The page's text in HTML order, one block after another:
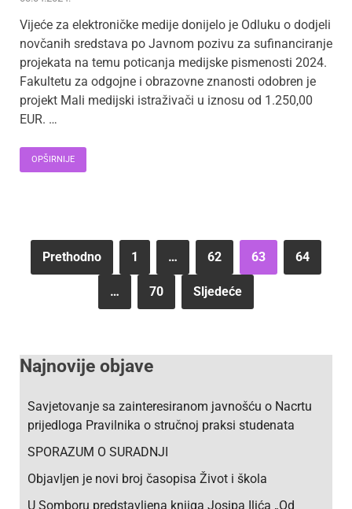
Vijeće za elektroničke medije donijelo je Odluku o dodjeli
novčanih sredstava po Javnom pozivu za sufinanciranje
projekata na temu poticanja medijske pismenosti 2024.
Fakultetu za odgojne i obrazovne znanosti odobren je
projekt Mali medijski istraživači u iznosu od 1.250,00
EUR. …
OPŠIRNIJE
Prethodno 1 … 62 63 64
… 70 Sljedeće
Najnovije objave
Savjetovanje sa zainteresiranom javnošću o Nacrtu
prijedloga Pravilnika o stručnoj praksi studenata
SPORAZUM O SURADNJI
Objavljen je novi broj časopisa Život i škola
U Somboru predstavljena knjiga Josipa Ilića „Od